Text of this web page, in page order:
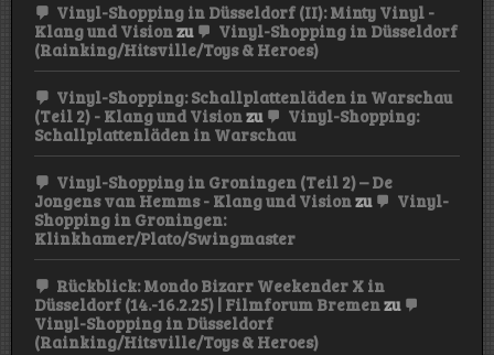
Vinyl-Shopping in Düsseldorf (II): Minty Vinyl -
Klang und Visionzu
Vinyl-Shopping in Düsseldorf
(Rainking/Hitsville/Toys & Heroes)
Vinyl-Shopping: Schallplattenläden in Warschau
(Teil 2) - Klang und Visionzu
Vinyl-Shopping:
Schallplattenläden in Warschau
Vinyl-Shopping in Groningen (Teil 2) – De
Jongens van Hemms - Klang und Visionzu
Vinyl-
Shopping in Groningen:
Klinkhamer/Plato/Swingmaster
Rückblick: Mondo Bizarr Weekender X in
Düsseldorf (14.-16.2.25) | Filmforum Bremenzu
Vinyl-Shopping in Düsseldorf
(Rainking/Hitsville/Toys & Heroes)